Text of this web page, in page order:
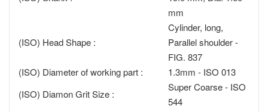
mm
(ISO) Head Shape :
Cylinder, long,
Parallel shoulder -
FIG. 837
(ISO) Diameter of working part :
1.3mm - ISO 013
(ISO) Diamon Grit Size :
Super Coarse - ISO
544